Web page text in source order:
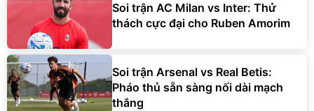
Soi trận AC Milan vs Inter: Thử
thách cực đại cho Ruben Amorim
Soi trận Arsenal vs Real Betis:
Pháo thủ sẵn sàng nối dài mạch
thắng